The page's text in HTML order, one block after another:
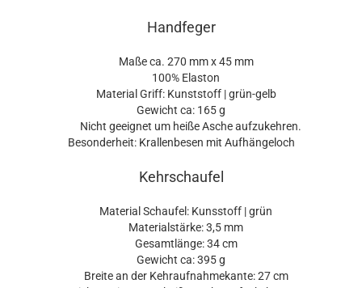
Handfeger
Maße ca. 270 mm x 45 mm
100% Elaston
Material Griff: Kunststoff | grün-gelb
Gewicht ca: 165 g
Nicht geeignet um heiße Asche aufzukehren.
Besonderheit: Krallenbesen mit Aufhängeloch
Kehrschaufel
Material Schaufel: Kunsstoff | grün
Materialstärke: 3,5 mm
Gesamtlänge: 34 cm
Gewicht ca: 395 g
Breite an der Kehraufnahmekante: 27 cm